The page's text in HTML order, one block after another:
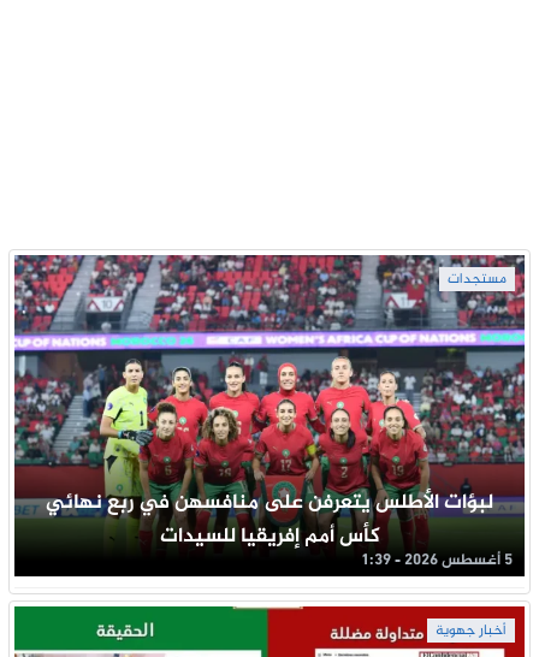
مستجدات
لبؤات الأطلس يتعرفن على منافسهن في ربع نهائي
كأس أمم إفريقيا للسيدات
5 أغسطس 2026 - 1:39
أخبار جهوية